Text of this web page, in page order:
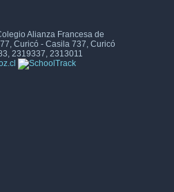
Alianza Francesa de
Curicó - Casila 737, Curicó
2319337, 2313011